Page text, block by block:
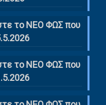
το ΝΕΟ ΦΩΣ που
το ΝΕΟ ΦΩΣ που